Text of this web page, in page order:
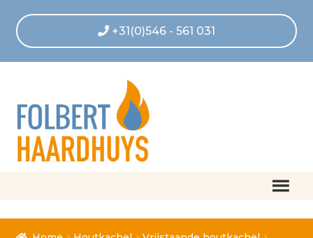
+31(0)546 - 561 031